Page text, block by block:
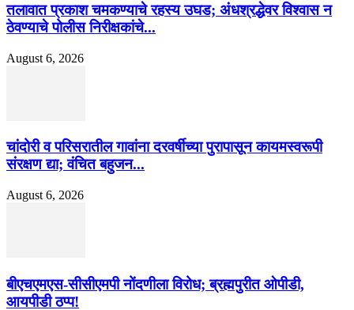
तलावात प्रकाश चमकण्याचे रहस्य उघड; अंधश्रद्धेवर विश्वास न
ठेवण्याचे पोलीस निरीक्षकांचे...
August 6, 2026
चांदोरी व परिसरातील गावांना दरवर्षीच्या पुरापासून कायमस्वरूपी
संरक्षण द्या; वंचित बहुजन...
August 6, 2026
बीएचएमएस-सीसीएमपी नोंदणीला विरोध; ब्रह्मपुरीत ओपीडी,
आयपीडी ठप्प!